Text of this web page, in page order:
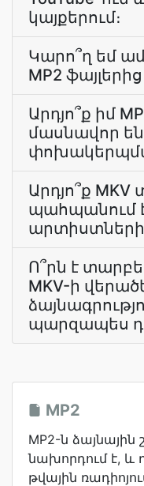
կայքերում։
Կարո՞ղ եմ
MP2
Արդյո՞ք իմ
մասնավոր են
Արդյո՞ք MKV
պահպանում
Ո՞րն է
MKV-ի
պարզապես
MP2
MP2-ն ձայնային
նախորդում է, և
թվային